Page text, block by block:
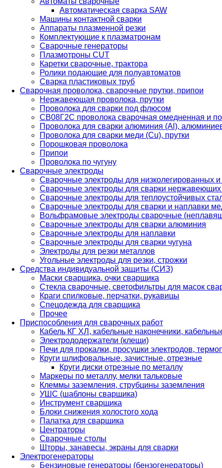
Автоматическая сварка SAW
Машины контактной сварки
Аппараты плазменной резки
Комплектующие к плазматронам
Сварочные генераторы
Плазмотроны CUT
Каретки сварочные, трактора
Ролики подающие для полуавтоматов
Сварка пластиковых труб
Сварочная проволока, сварочные прутки, припои
Нержавеющая проволока, прутки
Проволока для сварки под флюсом
СВ08Г2С проволока сварочная омедненная и
Проволока для сварки алюминия (Al),
Проволока для сварки меди (Cu), прутки
Порошковая проволока
Припои
Проволока по чугуну
Сварочные электроды
Сварочные электроды для низколегированных и
Сварочные электроды для сварки
Сварочные электроды для теплоустойчивых
Сварочные электроды для сварки и наплавки
Вольфрамовые электроды сварочные
Сварочные электроды для сварки алюминия
Сварочные электроды для наплавки
Сварочные электроды для сварки чугуна
Электроды для резки металлов
Угольные электроды для резки, строжки
Средства индивидуальной защиты (СИЗ)
Маски сварщика, очки сварщика
Стекла сварочные, светофильтры для масок
Краги спилковые, перчатки, рукавицы
Спецодежда для сварщика
Прочее
Приспособления для сварочных работ
Кабель КГ ХЛ, кабельные наконечники,
Электрододержатели (клещи)
Печи для прокалки, просушки электродов,
Круги шлифовальные, зачистные, отрезные
Круги диски отрезные по металлу
Маркеры по металлу, мелки тальковые
Клеммы заземления, струбцины заземления
УШС (шаблоны сварщика)
Инструмент сварщика
Блоки снижения холостого хода
Палатка для сварщика
Центраторы
Сварочные столы
Шторы, занавесы, экраны для сварки
Электрогенераторы
Бензиновые генераторы (бензогенераторы)